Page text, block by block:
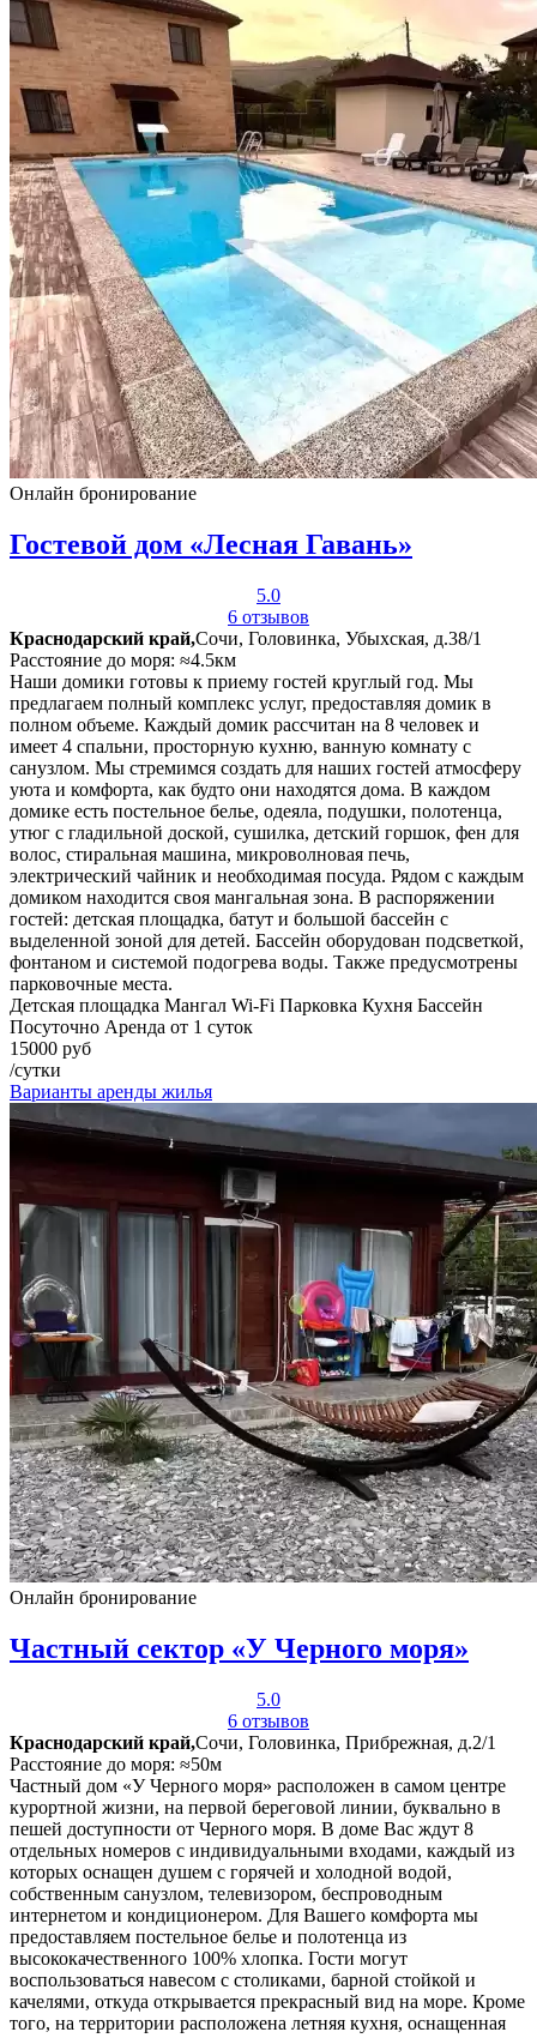
Онлайн бронирование
Гостевой дом «Лесная Гавань»
5.0
6 отзывов
Краснодарский край,Сочи, Головинка, Убыхская, д.38/1
Расстояние до моря: ≈4.5км
Наши домики готовы к приему гостей круглый год. Мы
предлагаем полный комплекс услуг, предоставляя домик в
полном объеме. Каждый домик рассчитан на 8 человек и
имеет 4 спальни, просторную кухню, ванную комнату с
санузлом. Мы стремимся создать для наших гостей атмосферу
уюта и комфорта, как будто они находятся дома. В каждом
домике есть постельное белье, одеяла, подушки, полотенца,
утюг с гладильной доской, сушилка, детский горшок, фен для
волос, стиральная машина, микроволновая печь,
электрический чайник и необходимая посуда. Рядом с каждым
домиком находится своя мангальная зона. В распоряжении
гостей: детская площадка, батут и большой бассейн с
выделенной зоной для детей. Бассейн оборудован подсветкой,
фонтаном и системой подогрева воды. Также предусмотрены
парковочные места.
Детская площадка Мангал Wi-Fi Парковка Кухня Бассейн
Посуточно Аренда от 1 суток
15000 руб
/сутки
Варианты аренды жилья
Онлайн бронирование
Частный сектор «У Черного моря»
5.0
6 отзывов
Краснодарский край,Сочи, Головинка, Прибрежная, д.2/1
Расстояние до моря: ≈50м
Частный дом «У Черного моря» расположен в самом центре
курортной жизни, на первой береговой линии, буквально в
пешей доступности от Черного моря. В доме Вас ждут 8
отдельных номеров с индивидуальными входами, каждый из
которых оснащен душем с горячей и холодной водой,
собственным санузлом, телевизором, беспроводным
интернетом и кондиционером. Для Вашего комфорта мы
предоставляем постельное белье и полотенца из
высококачественного 100% хлопка. Гости могут
воспользоваться навесом с столиками, барной стойкой и
качелями, откуда открывается прекрасный вид на море. Кроме
того, на территории расположена летняя кухня, оснащенная